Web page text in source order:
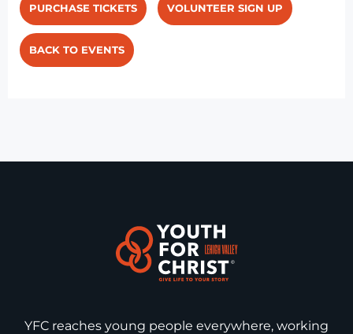
PURCHASE TICKETS VOLUNTEER SIGN UP
BACK TO EVENTS
YFC reaches young people everywhere, working